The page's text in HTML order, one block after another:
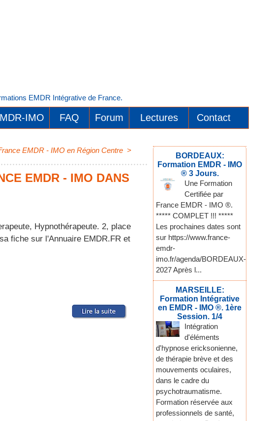
EMDR Intégrative de France.
IMO FAQ Forum Lectures Contact
EMDR - IMO en Région Centre >
EMDR - IMO DANS
Hypnothérapeute. 2, place
fiche sur l'Annuaire EMDR.FR et
BORDEAUX:
Formation EMDR - IMO
® 3 Jours.
Une Formation
Certifiée par
France EMDR - IMO ®.
***** COMPLET !!! *****
Les prochaines dates sont
sur https://www.france-
emdr-
imo.fr/agenda/BORDEAUX-
2027 Après l...
MARSEILLE:
Formation Intégrative
en EMDR - IMO ®. 1ère
Session. 1/4
Intégration
d'éléments
d'hypnose ericksonienne,
de thérapie brève et des
mouvements oculaires,
dans le cadre du
psychotraumatisme.
Formation réservée aux
professionnels de santé,